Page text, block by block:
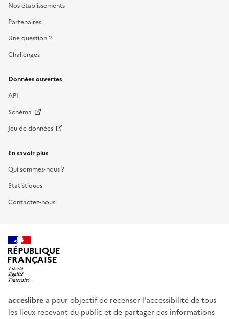
Nos établissements
Partenaires
Une question ?
Challenges
Données ouvertes
API
Schéma
Jeu de données
En savoir plus
Qui sommes-nous ?
Statistiques
Contactez-nous
RÉPUBLIQUE
FRANÇAISE
acceslibre a pour objectif de recenser l'accessibilité de tous
les lieux recevant du public et de partager ces informations